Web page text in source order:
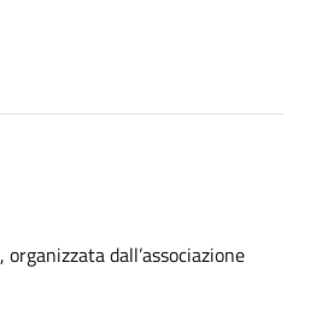
, organizzata dall’associazione